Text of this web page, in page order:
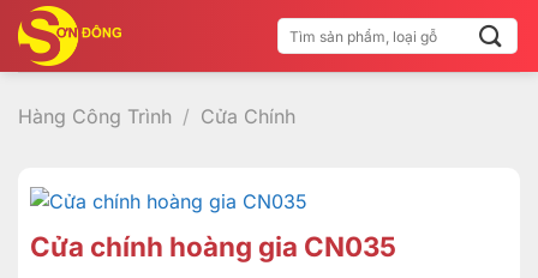
qua
nội
dung
Tìm
kiếm:
Hàng Công Trình / Cửa Chính
Cửa chính hoàng gia CN035